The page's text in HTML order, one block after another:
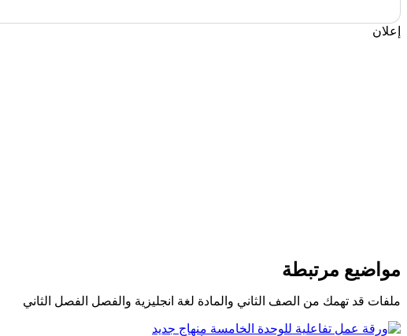
إعلان
مواضيع مرتبطة
ملفات قد تهمك من الصف الثاني والمادة لغة انجليزية والفصل الفصل الثاني